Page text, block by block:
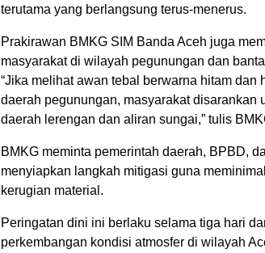
terutama yang berlangsung terus-menerus.
Prakirawan BMKG SIM Banda Aceh juga
masyarakat di wilayah pegunungan dan
“Jika melihat awan tebal berwarna hitam dan
daerah pegunungan, masyarakat disarankan
daerah lerengan dan aliran sungai,” tulis
BMKG meminta pemerintah daerah, BPBD,
menyiapkan langkah mitigasi guna
kerugian material.
Peringatan dini ini berlaku selama tiga hari
perkembangan kondisi atmosfer di wilayah